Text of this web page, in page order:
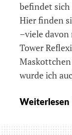
befindet
Hier finden
–viele
Tower
wurde ich
Weiterlesen